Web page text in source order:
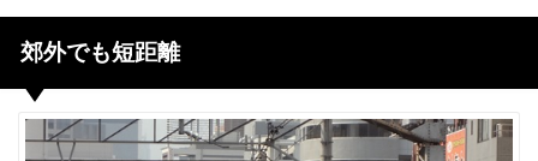
郊外でも短距離